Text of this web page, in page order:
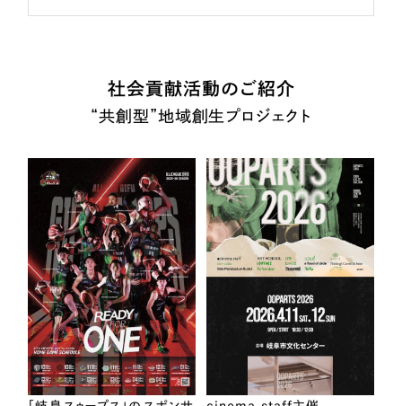
社会貢献活動のご紹介
“共創型”地域創生プロジェクト